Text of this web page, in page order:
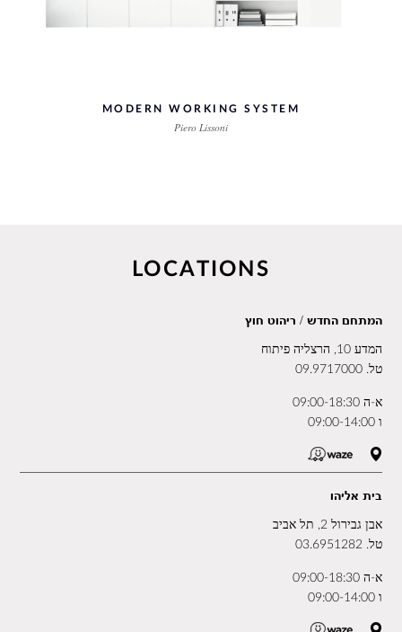
MODERN WORKING SYSTEM
Piero Lissoni
LOCATIONS
המתחם החדש / ריהוט חוץ
המדע 10, הרצליה פיתוח
טל.09.9717000
א-ה 09:00-18:30
ו 09:00-14:00
בית אליהו
אבן גבירול 2, תל אביב
טל.03.6951282
א-ה 09:00-18:30
ו 09:00-14:00